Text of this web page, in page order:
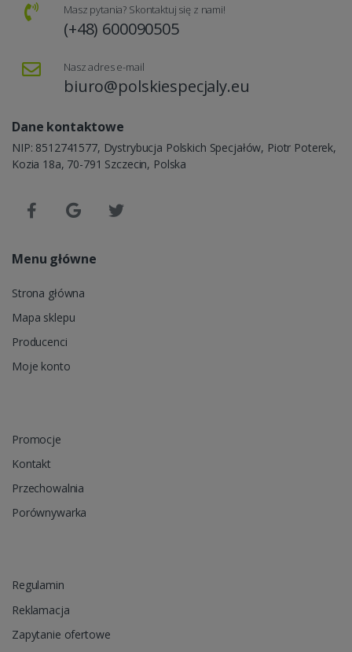
Masz pytania? Skontaktuj się z nami!
(+48) 600090505
Nasz adres e-mail
biuro@polskiespecjaly.eu
Dane kontaktowe
NIP: 8512741577, Dystrybucja Polskich Specjałów, Piotr Poterek,
Kozia 18a, 70-791 Szczecin, Polska
Menu główne
Strona główna
Mapa sklepu
Producenci
Moje konto
Promocje
Kontakt
Przechowalnia
Porównywarka
Regulamin
Reklamacja
Zapytanie ofertowe